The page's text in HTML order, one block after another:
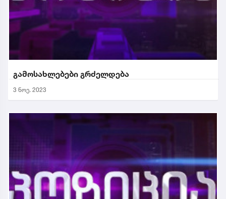
გამოსახლებები გრძელდება
3 ნოე. 2023